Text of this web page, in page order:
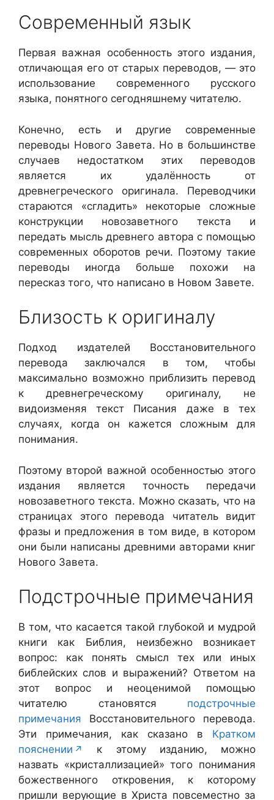
Современный язык
Первая важная особенность этого издания,
отличающая его от старых переводов, — это
использование современного русского
языка, понятного сегодняшнему читателю.
Конечно, есть и другие современные
переводы Нового Завета. Но в большинстве
случаев недостатком этих переводов
является их удалённость от
древнегреческого оригинала. Переводчики
стараются «сгладить» некоторые сложные
конструкции новозаветного текста и
передать мысль древнего автора с помощью
современных оборотов речи. Поэтому такие
переводы иногда больше похожи на
пересказ того, что написано в Новом Завете.
Близость к оригиналу
Подход издателей Восстановительного
перевода заключался в том, чтобы
максимально возможно приблизить перевод
к древнегреческому оригиналу, не
видоизменяя текст Писания даже в тех
случаях, когда он кажется сложным для
понимания.
Поэтому второй важной особенностью этого
издания является точность передачи
новозаветного текста. Можно сказать, что на
страницах этого перевода читатель видит
фразы и предложения в том виде, в котором
они были написаны древними авторами книг
Нового Завета.
Подстрочные примечания
В том, что касается такой глубокой и мудрой
книги как Библия, неизбежно возникает
вопрос: как понять смысл тех или иных
библейских слов и выражений? Ответом на
этот вопрос и неоценимой помощью
читателю становятся подстрочные
примечания Восстановительного перевода.
Эти примечания, как сказано в Кратком
пояснении
к этому изданию, можно
назвать «кристаллизацией» того понимания
божественного откровения, к которому
пришли верующие в Христа повсеместно за